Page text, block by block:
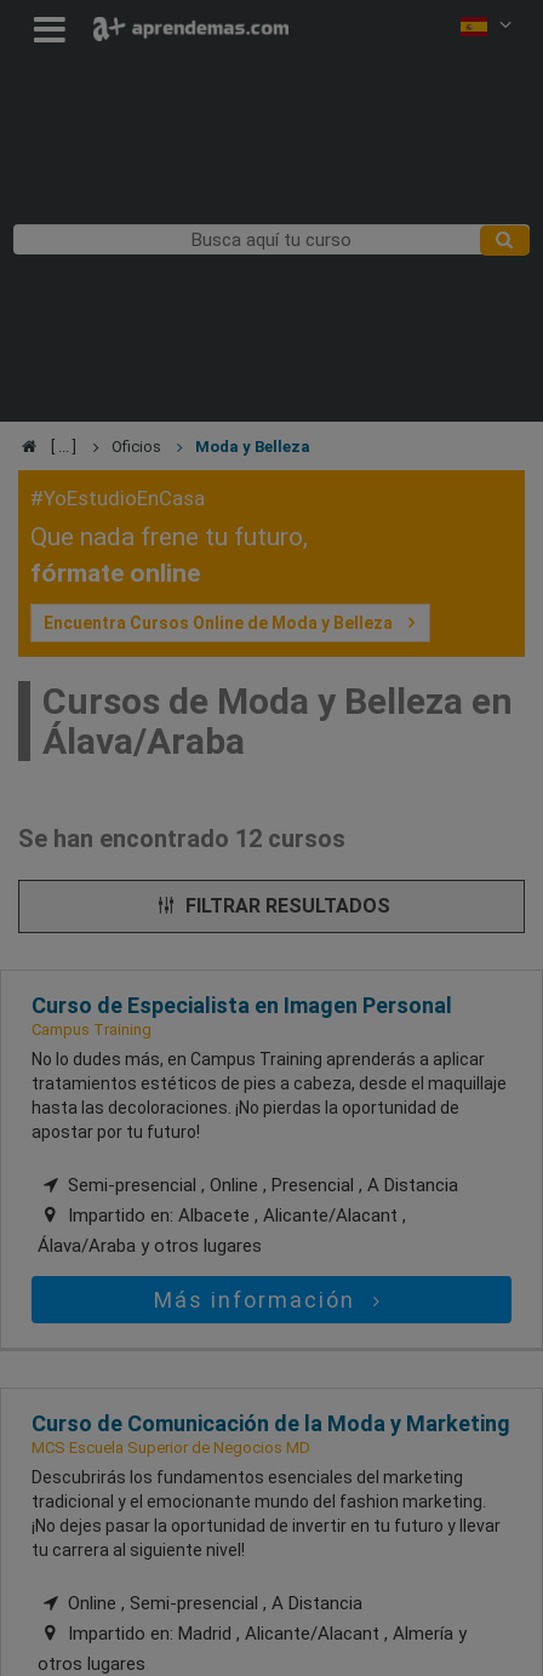
Oficios Moda y Belleza
#YoEstudioEnCasa
Que nada frene tu futuro,
fórmate online
Encuentra Cursos Online de Moda y Belleza
Cursos de Moda y Belleza en
Álava/Araba
Se han encontrado 12 cursos
FILTRAR RESULTADOS
Curso de Especialista en Imagen Personal
Campus Training
No lo dudes más, en Campus Training aprenderás a aplicar
tratamientos estéticos de pies a cabeza, desde el maquillaje
hasta las decoloraciones. ¡No pierdas la oportunidad de
apostar por tu futuro!
Semi-presencial , Online , Presencial , A Distancia
Impartido en: Albacete , Alicante/Alacant ,
Álava/Araba y otros lugares
Más información
Curso de Comunicación de la Moda y Marketing
MCS Escuela Superior de Negocios MD
Descubrirás los fundamentos esenciales del marketing
tradicional y el emocionante mundo del fashion marketing.
¡No dejes pasar la oportunidad de invertir en tu futuro y llevar
tu carrera al siguiente nivel!
Online , Semi-presencial , A Distancia
Impartido en: Madrid , Alicante/Alacant , Almería y
otros lugares